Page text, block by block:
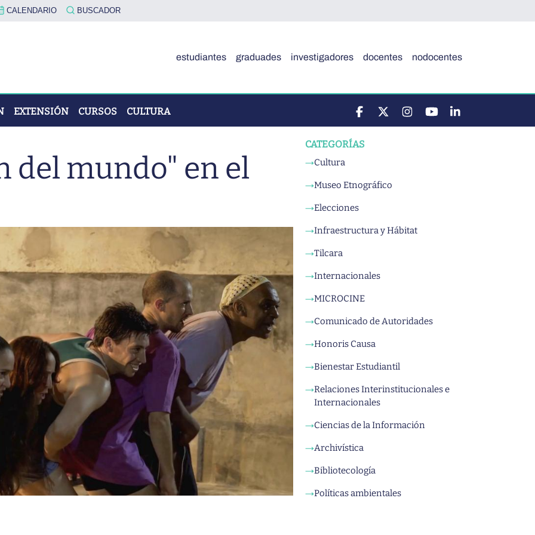
CALENDARIO BUSCADOR
estudiantes graduades investigadores docentes nodocentes
EXTENSIÓN CURSOS CULTURA
del mundo" en el
CATEGORÍAS
→Cultura
→Museo Etnográfico
→Elecciones
→Infraestructura y Hábitat
→Tilcara
→Internacionales
→MICROCINE
→Comunicado de Autoridades
→Honoris Causa
→Bienestar Estudiantil
→Relaciones Interinstitucionales e
Internacionales
→Ciencias de la Información
→Archivística
→Bibliotecología
→Políticas ambientales